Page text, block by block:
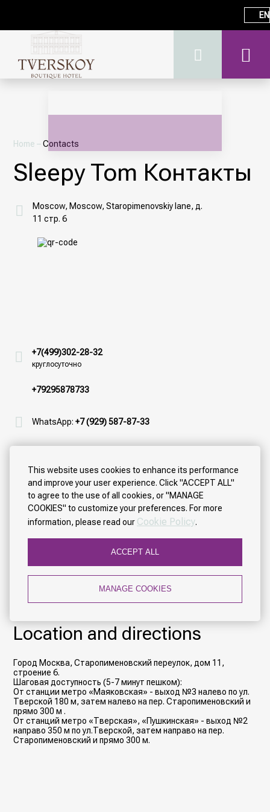
This website uses cookies to enhance its performance
and improve your user experience. Click "ACCEPT ALL"
to agree to the use of all cookies, or "MANAGE
COOKIES" to customize your preferences. For more
information, please read our Cookie Policy.
ACCEPT ALL
MANAGE COOKIES
EN
Home–Contacts
Sleepy Tom Контакты
Moscow, Moscow, Staropimenovskiy lane, д.
11 стр. 6
+7(499)302-28-32
круглосуточно
+79295878733
WhatsApp:+7 (929) 587-87-33
sleepytom2@gmail.com
Отдел бронирований
Always busy? No time for calls? You wish to book a room
in the soonest possible time and make sure the room
will be ready for you by the time you arrive? We
recommend that you use our online booking with best
available prices!
Location and directions
Город Москва, Старопименовский переулок, дом 11,
строение 6.
Шаговая доступность (5-7 минут пешком):
От станции метро «Маяковская» - выход №3 налево по ул.
Тверской 180 м, затем налево на пер. Старопименовский и
прямо 300 м .
От станций метро «Тверская», «Пушкинская» - выход №2
направо 350 м по ул.Тверской, затем направо на пер.
Старопименовский и прямо 300 м.